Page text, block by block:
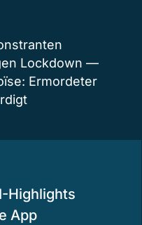
Lockdown —
Ermordeter
Highlights
App